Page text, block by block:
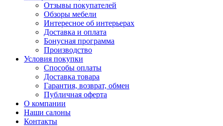
Отзывы покупателей
Обзоры мебели
Интересное об интерьерах
Доставка и оплата
Бонусная программа
Производство
Условия покупки
Способы оплаты
Доставка товара
Гарантия, возврат, обмен
Публичная оферта
О компании
Наши салоны
Контакты